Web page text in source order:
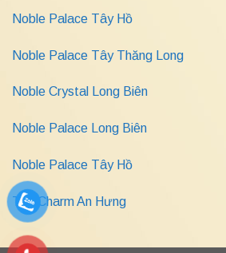
Noble Palace Tây Hồ
Noble Palace Tây Thăng Long
Noble Crystal Long Biên
Noble Palace Long Biên
Noble Palace Tây Hồ
The Charm An Hưng